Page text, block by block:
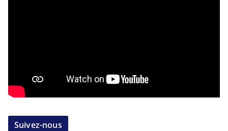
Suivez-nous